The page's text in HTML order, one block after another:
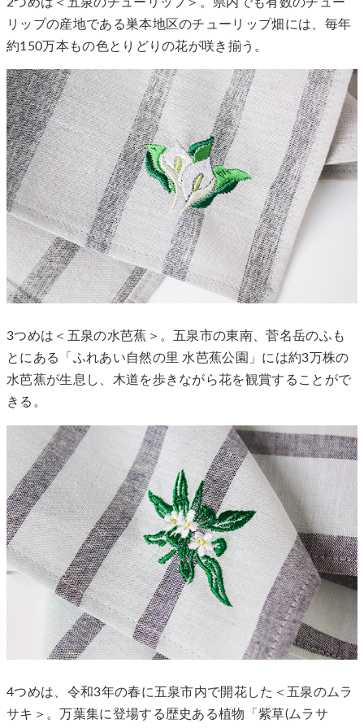
リップの産地である巣本地区のチューリップ畑には、毎年
約150万本もの色とりどりの花が咲き揃う。
3つめは＜五泉の水芭蕉＞。五泉市の東南、菅名岳のふも
とにある「ふれあい自然の里 水芭蕉公園」には約3万株の
水芭蕉が生息し、木道を歩きながら花を観賞することがで
きる。
4つめは、令和3年の春に五泉市内で開花した＜五泉のムラ
サキ＞。万葉集に登場する歴史ある植物「紫草(ムラサ